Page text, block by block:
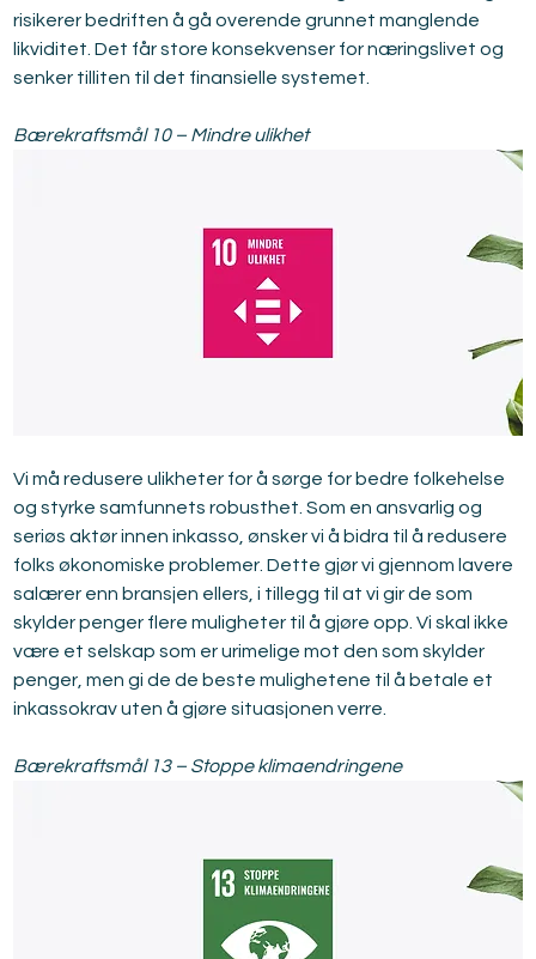
risikerer bedriften å gå overende grunnet manglende
likviditet. Det får store konsekvenser for næringslivet og
senker tilliten til det finansielle systemet.
Bærekraftsmål 10 – Mindre ulikhet
Vi må redusere ulikheter for å sørge for bedre folkehelse
og styrke samfunnets robusthet. Som en ansvarlig og
seriøs aktør innen inkasso, ønsker vi å bidra til å redusere
folks økonomiske problemer. Dette gjør vi gjennom lavere
salærer enn bransjen ellers, i tillegg til at vi gir de som
skylder penger flere muligheter til å gjøre opp. Vi skal ikke
være et selskap som er urimelige mot den som skylder
penger, men gi de de beste mulighetene til å betale et
inkassokrav uten å gjøre situasjonen verre.
Bærekraftsmål 13 – Stoppe klimaendringene